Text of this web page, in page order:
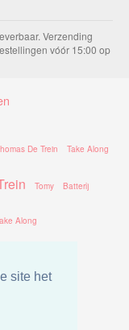
site het
Verzending
vóór 15:00 op
De Trein Take Along
Tomy Batterij
Along